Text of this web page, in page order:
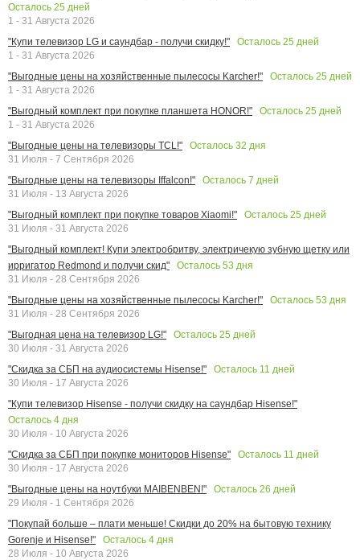
Осталось 25 дней
1 - 31 Августа 2026
"Купи телевизор LG и саундбар - получи скидку!"
Осталось 25 дней
1 - 31 Августа 2026
"Выгодные цены на хозяйственные пылесосы Karcher!"
Осталось 25 дней
1 - 31 Августа 2026
"Выгодный комплект при покупке планшета HONOR!"
Осталось 25 дней
1 - 31 Августа 2026
"Выгодные цены на телевизоры TCL!"
Осталось 32 дня
31 Июля - 7 Сентября 2026
"Выгодные цены на телевизоры Iffalcon!"
Осталось 7 дней
31 Июля - 13 Августа 2026
"Выгодный комплект при покупке товаров Xiaomi!"
Осталось 25 дней
31 Июля - 31 Августа 2026
"Выгодный комплект! Купи электробритву, электричекую зубную щетку или
ирригатор Redmond и получи скид"
Осталось 53 дня
31 Июля - 28 Сентября 2026
"Выгодные цены на хозяйственные пылесосы Karcher!"
Осталось 53 дня
31 Июля - 28 Сентября 2026
"Выгодная цена на телевизор LG!"
Осталось 25 дней
30 Июля - 31 Августа 2026
"Скидка за СБП на аудиосистемы Hisense!"
Осталось 11 дней
30 Июля - 17 Августа 2026
"Купи телевизор Hisense - получи скидку на саундбар Hisense!"
Осталось 4 дня
30 Июля - 10 Августа 2026
"Скидка за СБП при покупке мониторов Hisense"
Осталось 11 дней
30 Июля - 17 Августа 2026
"Выгодные цены на ноутбуки MAIBENBEN!"
Осталось 26 дней
29 Июля - 1 Сентября 2026
"Покупай больше – плати меньше! Скидки до 20% на бытовую технику
Gorenje и Hisense!"
Осталось 4 дня
28 Июля - 10 Августа 2026